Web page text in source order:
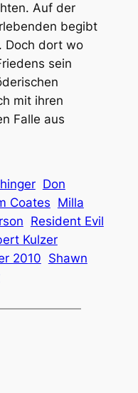
Auf der
begibt
Doch dort wo
sein
mit ihren
Falle aus
Don
Coates
Milla
Resident Evil
Kulzer
2010
Shawn